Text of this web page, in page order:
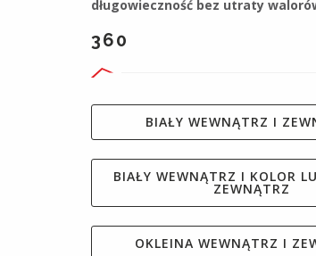
długowieczność bez utraty
360
BIAŁY WEWNĄTRZ I
BIAŁY WEWNĄTRZ I KOLOR
ZEWNĄTRZ
OKLEINA WEWNĄTRZ I